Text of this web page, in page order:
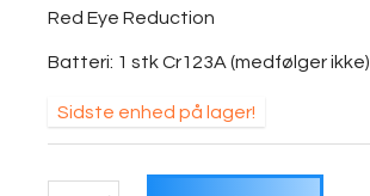
Red Eye Reduction
Batteri: 1 stk Cr123A (medfølger ikke)
Sidste enhed på lager!